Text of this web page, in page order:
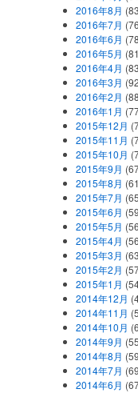
2016年8月
2016年7月
2016年6月
2016年5月
2016年4月
2016年3月
2016年2月
2016年1月
2015年12月
2015年11月
2015年10月
2015年9月
2015年8月
2015年7月
2015年6月
2015年5月
2015年4月
2015年3月
2015年2月
2015年1月
2014年12月
2014年11月
2014年10月
2014年9月
2014年8月
2014年7月
2014年6月